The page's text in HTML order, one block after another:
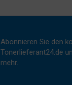
Abonnieren Sie den
Tonerlieferant24.de
mehr.